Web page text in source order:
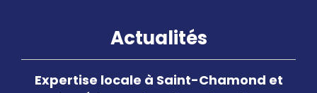
Actualités
Expertise locale à Saint-Chamond et